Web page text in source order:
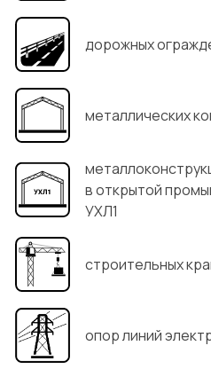
дорожных
металлических
в открытой
УХЛ1
строительных
опор линий